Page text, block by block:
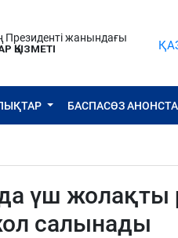
Президенті жанындағы
ҚЫЗМЕТІ
БАСПАСӨЗ
үш жолақты
салынады